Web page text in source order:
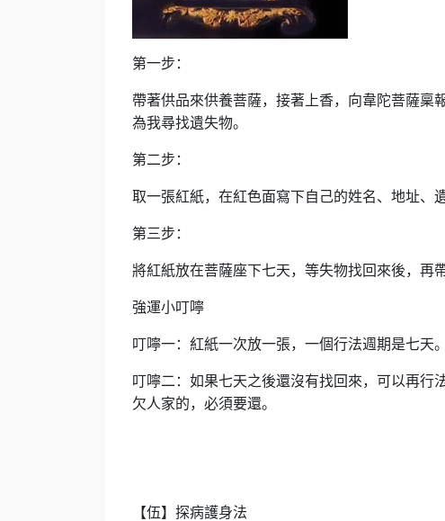
第一步：
帶著供品來供養菩薩，接著上香，向韋陀菩薩稟
為我尋找遺失物。
第二步：
取一張紅紙，在紅色面寫下自己的姓名、地址、
第三步：
將紅紙放在菩薩座下七天，等失物找回來後，再
強運小叮嚀
叮嚀一：紅紙一次放一張，一個行法週期是七天。
叮嚀二：如果七天之後還沒有找回來，可以再行
欠人家的，必須要還。
【伍】探病護身法